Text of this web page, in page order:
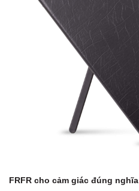
FRFR cho cảm giác đúng nghĩa